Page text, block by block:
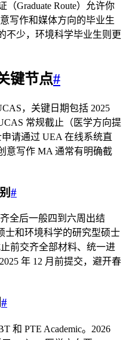
（Graduate Route）允许你
写作和媒体方向的毕业生
不少，环境科学毕业生则更
键节点#
，关键日期包括 2025
常规截止（医学方向提
请通过 UEA 在线系统直
意写作 MA 通常有明确截
#
全后一般四到六周出结
士和环境科学的研究型硕士
前交齐全部材料、统一进
年 12 月前提交，避开春
#
和 PTE Academic。2026